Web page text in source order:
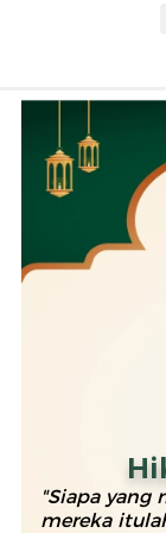
"Siapa yang
mereka